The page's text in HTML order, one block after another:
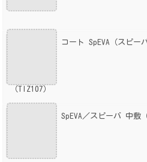
コート SpEVA（スピー
SpEVA／スピーバ 中敷